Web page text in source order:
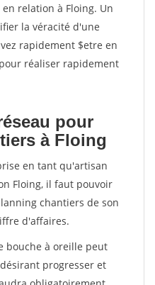
relation à Floing. Un
la véracité d'une
rapidement $etre en
réaliser rapidement
pour
à Floing
en tant qu'artisan
Floing, il faut pouvoir
chantiers de son
d'affaires.
bouche à oreille peut
progresser et